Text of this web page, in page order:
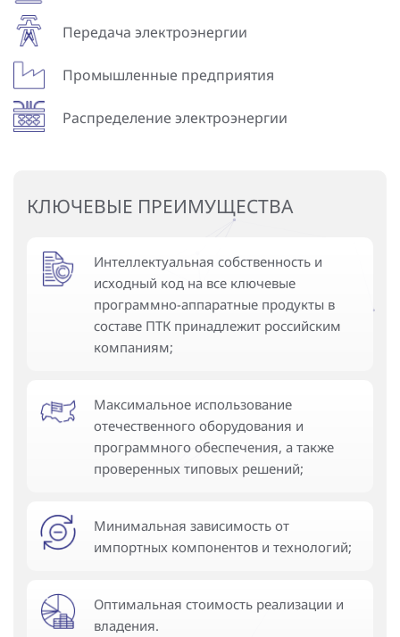
Передача электроэнергии
Промышленные предприятия
Распределение электроэнергии
КЛЮЧЕВЫЕ ПРЕИМУЩЕСТВА
Интеллектуальная собственность и
исходный код на все ключевые
программно-аппаратные продукты в
составе ПТК принадлежит российским
компаниям;
Максимальное использование
отечественного оборудования и
программного обеспечения, а также
проверенных типовых решений;
Минимальная зависимость от
импортных компонентов и технологий;
Оптимальная стоимость реализации и
владения.